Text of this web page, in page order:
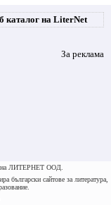
каталог на LiterNet
За реклама
на ЛИТЕРНЕТ ООД.
български сайтове за литература,